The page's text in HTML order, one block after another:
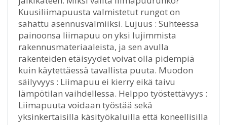
Kuusiliimapuusta valmistetut rungot on
sahattu asennusvalmiiksi. Lujuus : Suhteessa
painoonsa liimapuu on yksi lujimmista
rakennusmateriaaleista, ja sen avulla
rakenteiden etäisyydet voivat olla pidempiä
kuin käytettäessä tavallista puuta. Muodon
säilyvyys : Liimapuu ei kierry eikä taivu
lämpötilan vaihdellessa. Helppo työstettävyys :
Liimapuuta voidaan työstää sekä
yksinkertaisilla käsityökaluilla että koneellisilla